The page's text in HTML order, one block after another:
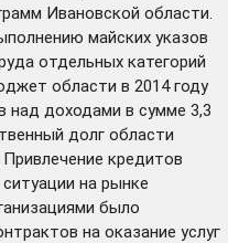
Ивановской области.
майских указов
отдельных категорий
области в 2014 году
над доходами в сумме 3,3
долг области
кредитов
на рынке
было
на оказание услуг